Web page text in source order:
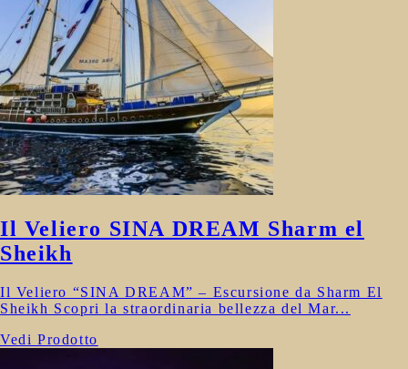
Il Veliero SINA DREAM Sharm el
Sheikh
Il Veliero “SINA DREAM” – Escursione da Sharm El
Sheikh Scopri la straordinaria bellezza del Mar...
Vedi Prodotto